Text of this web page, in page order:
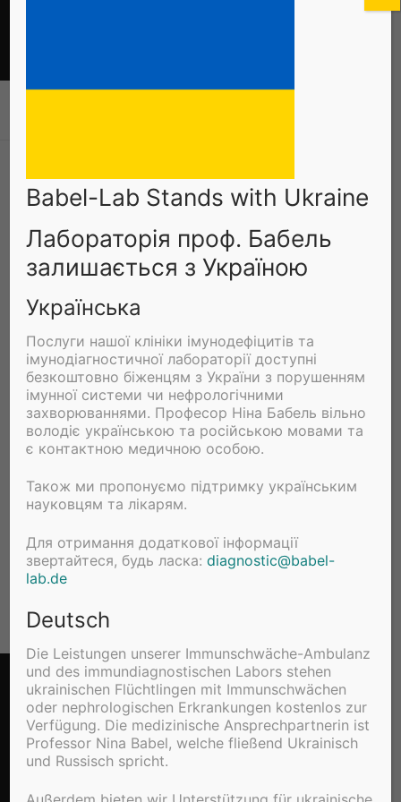
The R package
‚beadplexr ‚ which
is used for analysis
of multiplex
cytometric bead
https://CRAN.R-
project.org/package=beadplexr
The following vignettes are included:
CBA and MACSPlex assays
Prepartion of flow-data
Copyright © 2026 Babel Lab – Powered byCustomify.
Impressum
Babel-Lab Stands with Ukraine
Лабораторія проф. Бабель
залишається з Україною
Українська
Послуги нашої клініки імунодефіцитів та
імунодіагностичної лабораторії доступні
безкоштовно біженцям з України з порушенням
імунної системи чи нефрологічними
захворюваннями. Професор Ніна Бабель вільно
володіє українською та російською мовами та
є контактною медичною особою.
Також ми пропонуємо підтримку українським
науковцям та лікарям.
Для отримання додаткової інформації
звертайтеся, будь ласка:diagnostic@babel-
lab.de
Deutsch
Die Leistungen unserer Immunschwäche-Ambulanz
und des immundiagnostischen Labors stehen
ukrainischen Flüchtlingen mit Immunschwächen
oder nephrologischen Erkrankungen kostenlos zur
Verfügung. Die medizinische Ansprechpartnerin ist
Professor Nina Babel, welche fließend Ukrainisch
und Russisch spricht.